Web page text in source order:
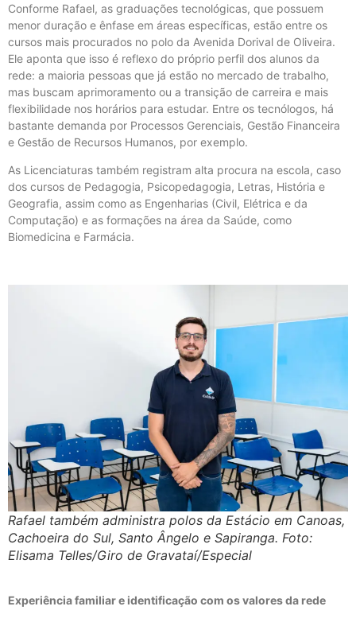
Conforme Rafael, as graduações tecnológicas, que possuem
menor duração e ênfase em áreas específicas, estão entre os
cursos mais procurados no polo da Avenida Dorival de Oliveira.
Ele aponta que isso é reflexo do próprio perfil dos alunos da
rede: a maioria pessoas que já estão no mercado de trabalho,
mas buscam aprimoramento ou a transição de carreira e mais
flexibilidade nos horários para estudar. Entre os tecnólogos, há
bastante demanda por Processos Gerenciais, Gestão Financeira
e Gestão de Recursos Humanos, por exemplo.
As Licenciaturas também registram alta procura na escola, caso
dos cursos de Pedagogia, Psicopedagogia, Letras, História e
Geografia, assim como as Engenharias (Civil, Elétrica e da
Computação) e as formações na área da Saúde, como
Biomedicina e Farmácia.
Rafael também administra polos da Estácio em Canoas,
Cachoeira do Sul, Santo Ângelo e Sapiranga. Foto:
Elisama Telles/Giro de Gravataí/Especial
Experiência familiar e identificação com os valores da rede